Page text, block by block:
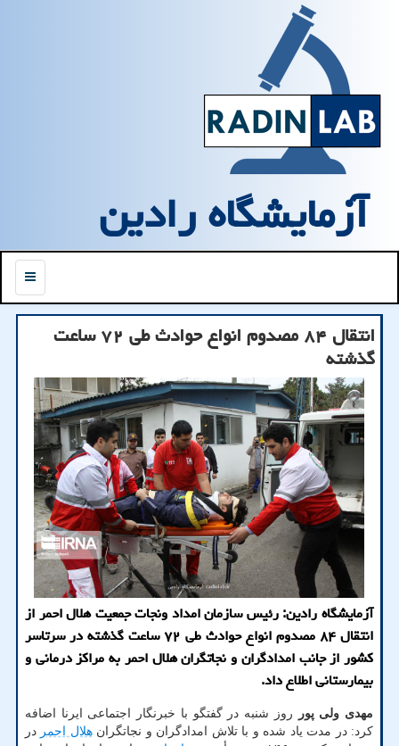
آزمایشگاه رادین
منو
انتقال ۸۴ مصدوم انواع حوادث طی ۷۲ ساعت
گذشته
آزمایشگاه رادین: رئیس سازمان امداد ونجات جمعیت هلال احمر از
انتقال ۸۴ مصدوم انواع حوادث طی ۷۲ ساعت گذشته در سرتاسر
کشور از جانب امدادگران و نجاتگران هلال احمر به مراکز درمانی و
بیمارستانی اطلاع داد.
مهدی ولی پور
روز شنبه در گفتگو با خبرنگار اجتماعی ایرنا اضافه
کرد: در مدت یاد شده و با تلاش امدادگران و نجاتگرانهلال احمر در